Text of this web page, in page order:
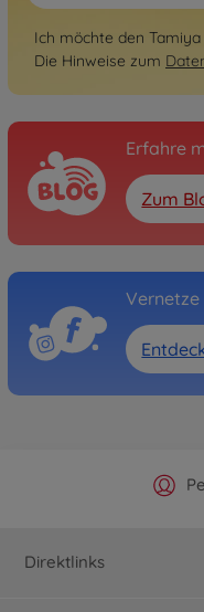
Ich möchte den
Die Hinweise zum
Erfahre
Zum
Vernetze
Direktlinks